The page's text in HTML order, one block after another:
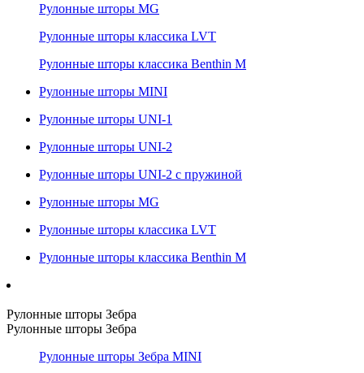
Рулонные шторы MG
Рулонные шторы классика LVT
Рулонные шторы классика Benthin M
Рулонные шторы MINI
Рулонные шторы UNI-1
Рулонные шторы UNI-2
Рулонные шторы UNI-2 с пружиной
Рулонные шторы MG
Рулонные шторы классика LVT
Рулонные шторы классика Benthin M
Рулонные шторы Зебра
Рулонные шторы Зебра
Рулонные шторы Зебра MINI